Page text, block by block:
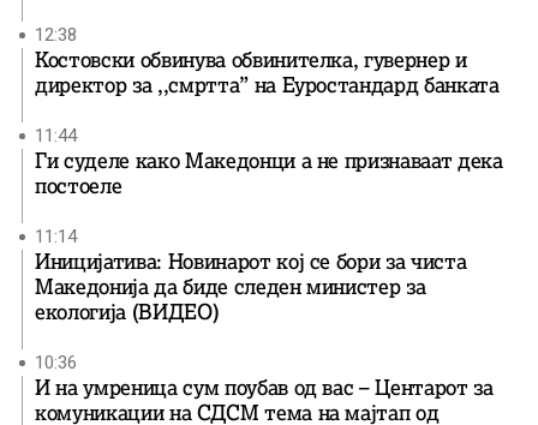
12:38
Костовски обвинува обвинителка, гувернер и
директор за ,,смртта” на Еуростандард банката
11:44
Ги суделе како Македонци а не признаваат дека
постоеле
11:14
Иницијатива: Новинарот кој се бори за чиста
Македонија да биде следен министер за
екологија (ВИДЕО)
10:36
И на умреница сум поубав од вас – Центарот за
комуникации на СДСМ тема на мајтап од